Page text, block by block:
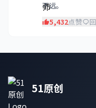
不远。
5,432点赞
51原创